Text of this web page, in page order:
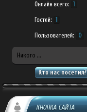
Онлайн всего: 1
Гостей: 1
Пользователей: 0
Никого ...
Кто нас посетил?
КНОПКА САЙТА